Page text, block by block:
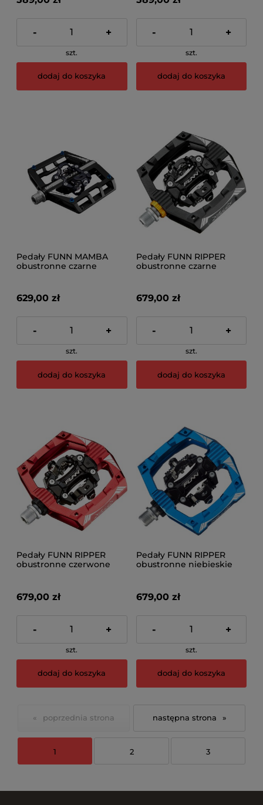
- +
szt.
dodaj do koszyka
- +
szt.
dodaj do koszyka
Pedały FUNN MAMBA
obustronne czarne
629,00 zł
- +
szt.
dodaj do koszyka
Pedały FUNN RIPPER
obustronne czarne
679,00 zł
- +
szt.
dodaj do koszyka
Pedały FUNN RIPPER
obustronne czerwone
679,00 zł
- +
szt.
dodaj do koszyka
Pedały FUNN RIPPER
obustronne niebieskie
679,00 zł
- +
szt.
dodaj do koszyka
«
1 2 3
»